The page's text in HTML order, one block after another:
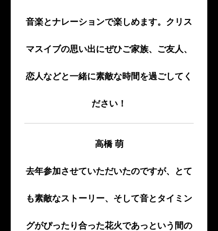
音楽とナレーションで楽しめます。クリス
マスイブの思い出にぜひご家族、ご友人、
恋人などと一緒に素敵な時間を過ごしてく
ださい！
高橋 萌
去年参加させていただいたのですが、とて
も素敵なストーリー、そして音とタイミン
グがぴったり合った花火であっという間の